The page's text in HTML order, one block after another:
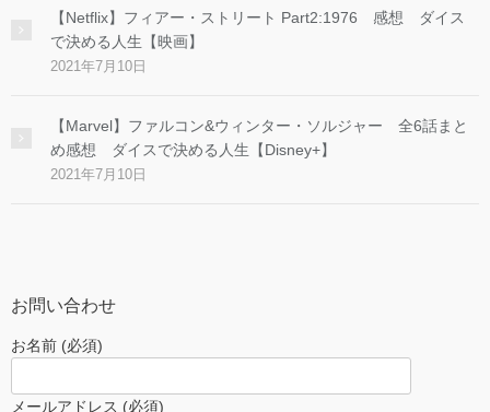
【Netflix】フィアー・ストリート Part2:1976 感想 ダイス
で決める人生【映画】
2021年7月10日
【Marvel】ファルコン&ウィンター・ソルジャー 全6話まと
め感想 ダイスで決める人生【Disney+】
2021年7月10日
お問い合わせ
お名前 (必須)
メールアドレス (必須)